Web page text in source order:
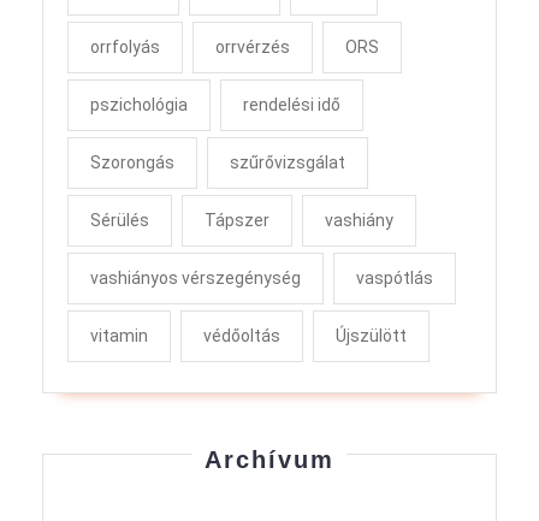
orrfolyás orrvérzés ORS
pszichológia rendelési idő
Szorongás szűrővizsgálat
Sérülés Tápszer vashiány
vashiányos vérszegénység vaspótlás
vitamin védőoltás Újszülött
Archívum